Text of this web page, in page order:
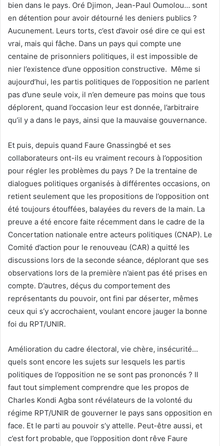
bien dans le pays. Oré Djimon, Jean-Paul Oumolou… sont
en détention pour avoir détourné les deniers publics ?
Aucunement. Leurs torts, c’est d’avoir osé dire ce qui est
vrai, mais qui fâche. Dans un pays qui compte une
centaine de prisonniers politiques, il est impossible de
nier l’existence d’une opposition constructive. Même si
aujourd’hui, les partis politiques de l’opposition ne parlent
pas d’une seule voix, il n’en demeure pas moins que tous
déplorent, quand l’occasion leur est donnée, l’arbitraire
qu’il y a dans le pays, ainsi que la mauvaise gouvernance.
Et puis, depuis quand Faure Gnassingbé et ses
collaborateurs ont-ils eu vraiment recours à l’opposition
pour régler les problèmes du pays ? De la trentaine de
dialogues politiques organisés à différentes occasions, on
retient seulement que les propositions de l’opposition ont
été toujours étouffées, balayées du revers de la main. La
preuve a été encore faite récemment dans le cadre de la
Concertation nationale entre acteurs politiques (CNAP). Le
Comité d’action pour le renouveau (CAR) a quitté les
discussions lors de la seconde séance, déplorant que ses
observations lors de la première n’aient pas été prises en
compte. D’autres, déçus du comportement des
représentants du pouvoir, ont fini par déserter, mêmes
ceux qui s’y accrochaient, voulant encore jauger la bonne
foi du RPT/UNIR.
Amélioration du cadre électoral, vie chère, insécurité…
quels sont encore les sujets sur lesquels les partis
politiques de l’opposition ne se sont pas prononcés ? Il
faut tout simplement comprendre que les propos de
Charles Kondi Agba sont révélateurs de la volonté du
régime RPT/UNIR de gouverner le pays sans opposition en
face. Et le parti au pouvoir s’y attelle. Peut-être aussi, et
c’est fort probable, que l’opposition dont rêve Faure